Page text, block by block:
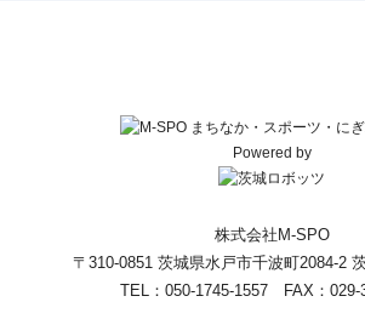
Powered by
株式会社M-SPO
〒310-0851 茨城県水戸市千波町2084-2
TEL：050-1745-1557 FAX：029-